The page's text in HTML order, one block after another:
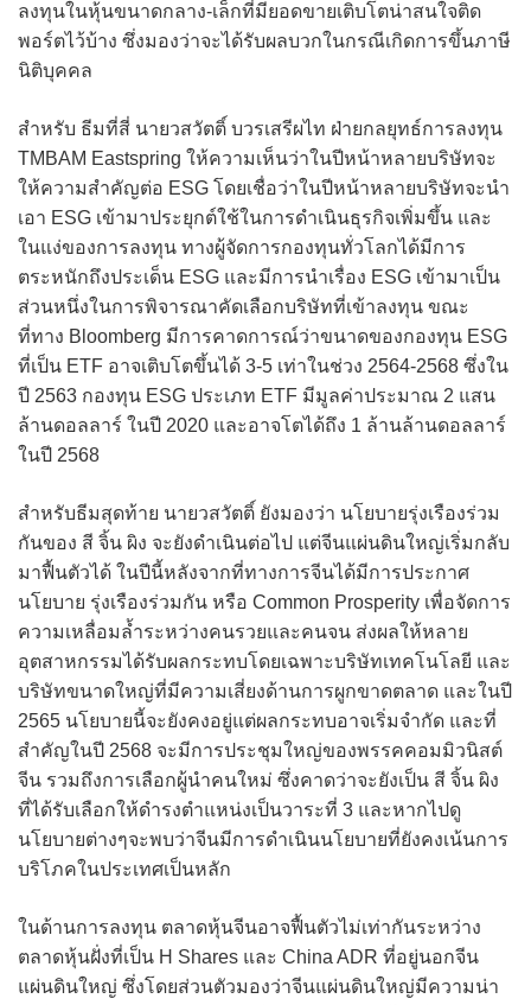
ลงทุนในหุ้นขนาดกลาง-เล็กที่มียอดขายเติบโตน่าสนใจติด
พอร์ตไว้บ้าง ซึ่งมองว่าจะได้รับผลบวกในกรณีเกิดการขึ้นภาษี
นิติบุคคล
สำหรับ ธีมที่สี่ นายวสวัตติ์ บวรเสรีผไท ฝ่ายกลยุทธ์การลงทุน
TMBAM Eastspring ให้ความเห็นว่าในปีหน้าหลายบริษัทจะ
ให้ความสำคัญต่อ ESG โดยเชื่อว่าในปีหน้าหลายบริษัทจะนำ
เอา ESG เข้ามาประยุกต์ใช้ในการดำเนินธุรกิจเพิ่มขึ้น และ
ในแง่ของการลงทุน ทางผู้จัดการกองทุนทั่วโลกได้มีการ
ตระหนักถึงประเด็น ESG และมีการนำเรื่อง ESG เข้ามาเป็น
ส่วนหนึ่งในการพิจารณาคัดเลือกบริษัทที่เข้าลงทุน ขณะ
ที่ทาง Bloomberg มีการคาดการณ์ว่าขนาดของกองทุน ESG
ที่เป็น ETF อาจเติบโตขึ้นได้ 3-5 เท่าในช่วง 2564-2568 ซึ่งใน
ปี 2563 กองทุน ESG ประเภท ETF มีมูลค่าประมาณ 2 แสน
ล้านดอลลาร์ ในปี 2020 และอาจโตได้ถึง 1 ล้านล้านดอลลาร์
ในปี 2568
สำหรับธีมสุดท้าย นายวสวัตติ์ ยังมองว่า นโยบายรุ่งเรืองร่วม
กันของ สี จิ้น ผิง จะยังดำเนินต่อไป แต่จีนแผ่นดินใหญ่เริ่มกลับ
มาฟื้นตัวได้ ในปีนี้หลังจากที่ทางการจีนได้มีการประกาศ
นโยบาย รุ่งเรืองร่วมกัน หรือ Common Prosperity เพื่อจัดการ
ความเหลื่อมล้ำระหว่างคนรวยและคนจน ส่งผลให้หลาย
อุตสาหกรรมได้รับผลกระทบโดยเฉพาะบริษัทเทคโนโลยี และ
บริษัทขนาดใหญ่ที่มีความเสี่ยงด้านการผูกขาดตลาด และในปี
2565 นโยบายนี้จะยังคงอยู่แต่ผลกระทบอาจเริ่มจำกัด และที่
สำคัญในปี 2568 จะมีการประชุมใหญ่ของพรรคคอมมิวนิสต์
จีน รวมถึงการเลือกผู้นำคนใหม่ ซึ่งคาดว่าจะยังเป็น สี จิ้น ผิง
ที่ได้รับเลือกให้ดำรงตำแหน่งเป็นวาระที่ 3 และหากไปดู
นโยบายต่างๆจะพบว่าจีนมีการดำเนินนโยบายที่ยังคงเน้นการ
บริโภคในประเทศเป็นหลัก
ในด้านการลงทุน ตลาดหุ้นจีนอาจฟื้นตัวไม่เท่ากันระหว่าง
ตลาดหุ้นฝั่งที่เป็น H Shares และ China ADR ที่อยู่นอกจีน
แผ่นดินใหญ่ ซึ่งโดยส่วนตัวมองว่าจีนแผ่นดินใหญ่มีความน่า